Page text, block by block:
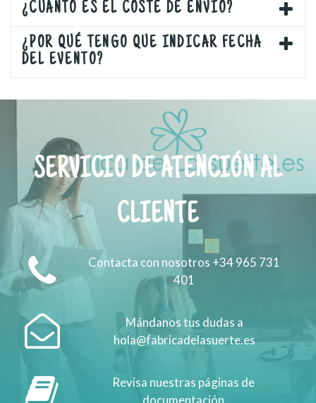
¿CUÁNTO ES EL COSTE DE ENVÍO?
¿POR QUÉ TENGO QUE INDICAR FECHA
DEL EVENTO?
SERVICIO DE ATENCIÓN AL
CLIENTE
Contacta con nosotros +34 965 731
401
Mándanos tus dudas a
hola@fabricadelasuerte.es
Revisa nuestras páginas de
documentación